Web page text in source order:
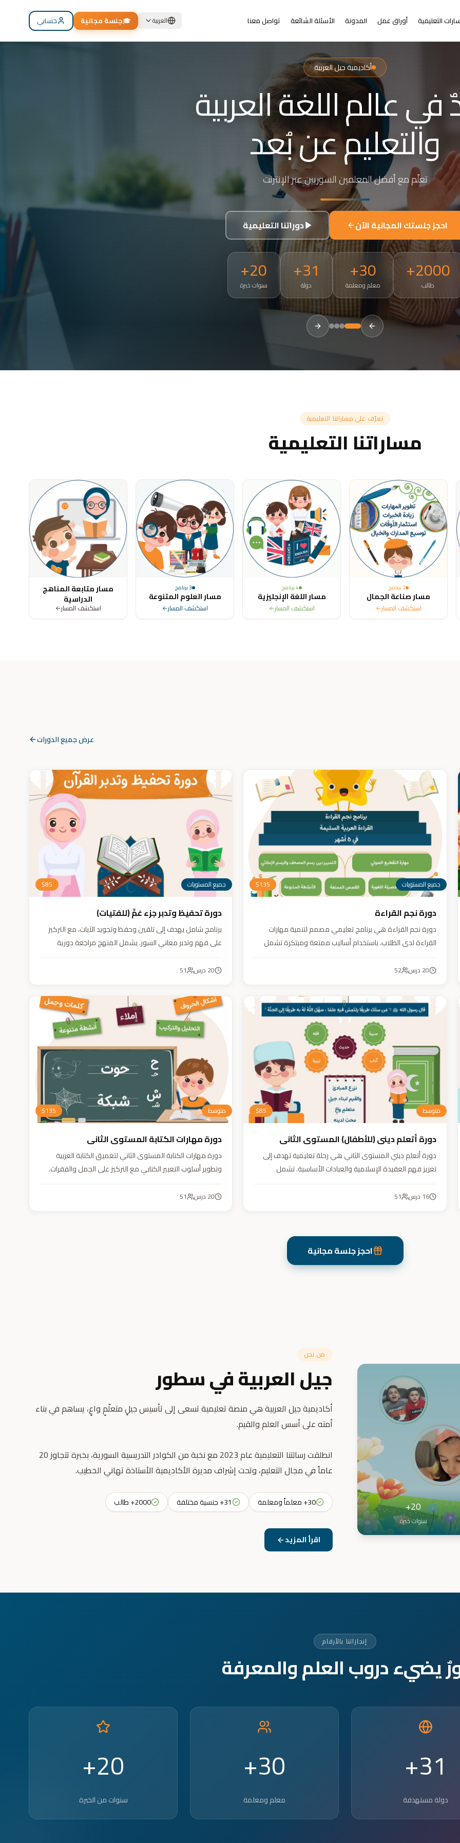
التعليمية أوراق عمل المدونة الأسئلة الشائعة تواصل معنا العربية 🎓جلسة مجانية حسابي
30+ specialist Syrian teachers. 2000+ students from 31 countries. Small groups of 3-5, 50-minute live sessions, ages 4 and
Morocco, Algeria, Turkey, Germany, United Kingdom, United States, Canada, Australia, France, Sweden, Netherlands,
أكاديمية جيل العربية
التعلم عن بُعد
من البعد عن التعليم
+٢٠٠٠ طالب من ٣١+ دولة حول العالم
احجز جلستك المجانية الآن دوراتنا التعليمية
2000+
طالب
30+
معلم ومعلمة
31+
دولة
20+
سنوات خبرة
تعرّف على مساراتنا التعليمية
مساراتنا التعليمية
2 برنامج
مسار صناعة الجمال
استكشف المسار
4برنامج
مسار اللغة الإنجليزية
استكشف المسار
3برنامج
مسار العلوم المتنوعة
استكشف المسار
مسار متابعة المناهج
الدراسية
استكشف المسار
عرض جميع الدورات
جميع المستويات $135
دورة نجم القراءة
دورة نجم القراءة هي برنامج تعليمي مصمم لتنمية مهارات
القراءة لدى الطلاب، باستخدام أساليب ممتعة ومبتكرة تشمل
والمسابقات والمحادثات. يهدف البرنامج إلى تعزيز قدرات الطلاب
20 درس 52
جميع المستويات $85
دورة تحفيظ وتدبر جزء عَمَّ (للفتيات)
برنامج شامل يهدف إلى تلقين وحفظ وتجويد الآيات، مع التركيز
على فهم وتدبر معاني السور. يشمل المنهج مراجعة دورية
أنشطة تفاعلية تدعم مهارات القراءة والفهم.
20 درس 51
متوسط $85
دورة أتعلم ديني (للأطفال) المستوى الثاني
دورة أتعلم ديني المستوى الثاني هي رحلة تعليمية تهدف إلى
تعزيز فهم العقيدة الإسلامية والعبادات الأساسية. تشمل
زرع القيم والمبادئ وتربية أبنائنا تربية إيمانية وأخلاقية وعلمية
16 درس 51
متوسط $135
دورة مهارات الكتابة المستوى الثاني
دورة مهارات الكتابة المستوى الثاني لتعميق الكتابة العربية
وتطوير أسلوب التعبير الكتابي مع التركيز على الجمل والفقرات.
20 درس 51
احجز جلسة مجانية
20+
سنوات خبرة
من نحن
جيل العربية في سطور
أكاديمية جيل العربية هي منصة تعليمية تسعى إلى تأسيس جيلٍ متعلّمٍ واعٍ، يساهم في بناء
انطلقت رسالتنا التعليمية عام 2023 مع نخبة من الكوادر التدريسية السورية، بخبرة تتجاوز 20
عاماً في مجال التعليم، وتحت إشراف مديرة الأكاديمية الأستاذة تهاني الخطيب.
30+ معلماً ومعلمة 31+ جنسية مختلفة 2000+ طالب
اقرأ المزيد
إنجازاتنا بالأرقام
يضيء دروب العلم والمعرفة
31+
دولة مستهدفة
30+
معلم ومعلمة
20+
سنوات من الخبرة